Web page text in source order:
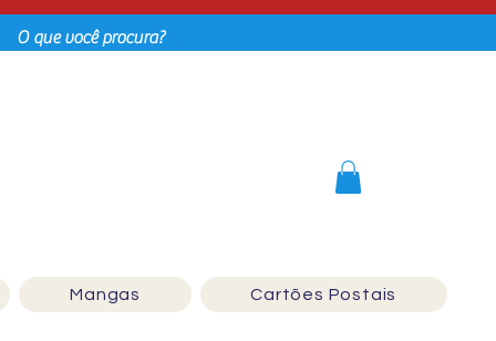
Mangas Cartões Postais